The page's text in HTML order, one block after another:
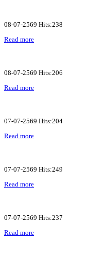
08-07-2569 Hits:238
Read more
08-07-2569 Hits:206
Read more
07-07-2569 Hits:204
Read more
07-07-2569 Hits:249
Read more
07-07-2569 Hits:237
Read more